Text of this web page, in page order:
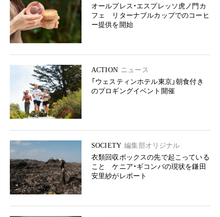
オールプレス・エスプレッソ⻁ノ門カ
フェ リターナブルカップでのコーヒ
ー提供を開始
ACTION ニュース
「ウェスティンホテル東京」朝食付き
のプロギングイベント開催
SOCIETY 編集部オリジナル
衣類回収ボックスの先で起こっている
こと ケニア・ギコンバの現状を鎌田
安里紗がレポート